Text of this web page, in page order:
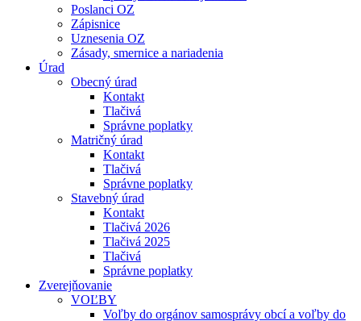
Poslanci OZ
Zápisnice
Uznesenia OZ
Zásady, smernice a nariadenia
Úrad
Obecný úrad
Kontakt
Tlačivá
Správne poplatky
Matričný úrad
Kontakt
Tlačivá
Správne poplatky
Stavebný úrad
Kontakt
Tlačivá 2026
Tlačivá 2025
Tlačivá
Správne poplatky
Zverejňovanie
VOĽBY
Voľby do orgánov samosprávy obcí a voľby do